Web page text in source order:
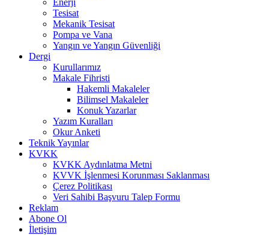
Tesisat
Mekanik Tesisat
Pompa ve Vana
Yangın ve Yangın Güvenliği
Dergi
Kurullarımız
Makale Fihristi
Hakemli Makaleler
Bilimsel Makaleler
Konuk Yazarlar
Yazım Kuralları
Okur Anketi
Teknik Yayınlar
KVKK
KVKK Aydınlatma Metni
KVVK İşlenmesi Korunması Saklanması
Çerez Politikası
Veri Sahibi Başvuru Talep Formu
Reklam
Abone Ol
İletişim